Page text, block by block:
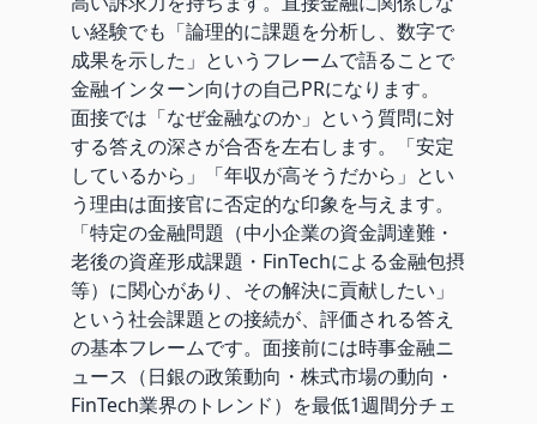
い経験でも「論理的に課題を分析し、数字で
成果を示した」というフレームで語ることで
金融インターン向けの自己PRになります。
面接では「なぜ金融なのか」という質問に対
する答えの深さが合否を左右します。「安定
しているから」「年収が高そうだから」とい
う理由は面接官に否定的な印象を与えます。
「特定の金融問題（中小企業の資金調達難・
老後の資産形成課題・FinTechによる金融包摂
等）に関心があり、その解決に貢献したい」
という社会課題との接続が、評価される答え
の基本フレームです。面接前には時事金融ニ
ュース（日銀の政策動向・株式市場の動向・
FinTech業界のトレンド）を最低1週間分チェ